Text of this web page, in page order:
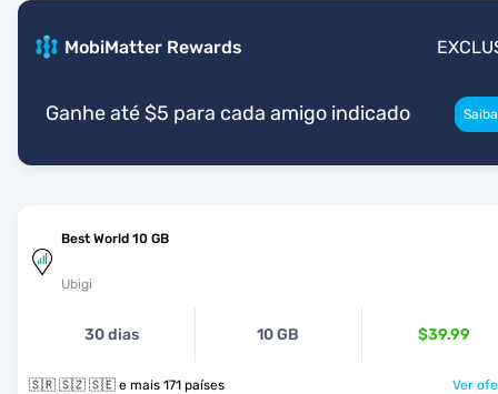
MobiMatter Rewards
Ganhe até $5 para cada amigo indicado
Best World 10 GB
Ubigi
30 dias 10 GB $39.99
🇸🇷 🇸🇿 🇸🇪 e mais 171 países Ver